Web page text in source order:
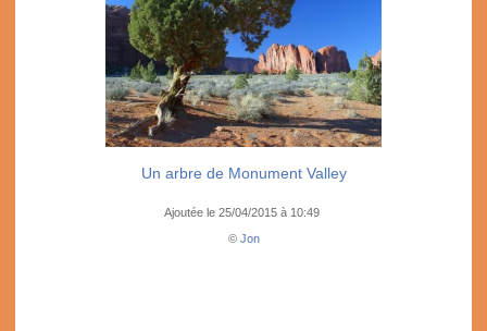
Un arbre de Monument Valley
Ajoutée le 25/04/2015 à 10:49
© Jon